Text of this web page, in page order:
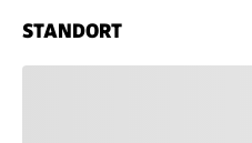
STANDORT